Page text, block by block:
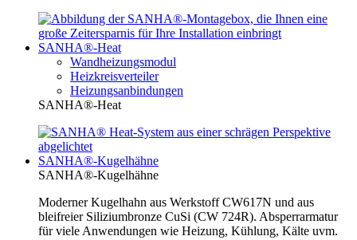
SANHA®-Heat
Wandheizungsmodul
Heizkreisverteiler
Heizungsanbindungen
SANHA®-Heat
SANHA®-Kugelhähne
SANHA®-Kugelhähne
Moderner Kugelhahn aus Werkstoff CW617N und aus
bleifreier Siliziumbronze CuSi (CW 724R). Absperrarmatur
für viele Anwendungen wie Heizung, Kühlung, Kälte uvm.